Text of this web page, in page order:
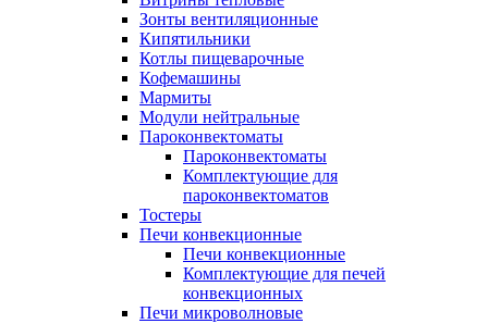
Зонты вентиляционные
Кипятильники
Котлы пищеварочные
Кофемашины
Мармиты
Модули нейтральные
Пароконвектоматы
Пароконвектоматы
Комплектующие для
пароконвектоматов
Тостеры
Печи конвекционные
Печи конвекционные
Комплектующие для печей
конвекционных
Печи микроволновые